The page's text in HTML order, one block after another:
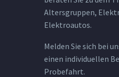
Altersgruppen,
Elektroautos.
Melden Sie sich bei
einen individuellen
Probefahrt.